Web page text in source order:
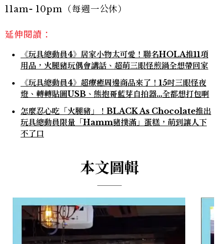
11am- 10pm（每週一公休）
延伸閱讀：
《玩具總動員4》居家小物太可愛！聯名HOLA推11項
用品，火腿豬玩偶會講話、超萌三眼怪煎鍋全想帶回家
《玩具總動員4》超療癒周邊商品來了！15吋三眼怪夜
燈、轉轉貼圖USB、熊抱哥藍芽自拍器...全都想打包啊
怎麼忍心吃「火腿豬」！BLACK As Chocolate推出
玩具總動員限量「Hamm豬撲滿」蛋糕，萌到讓人下
不了口
本文圖輯